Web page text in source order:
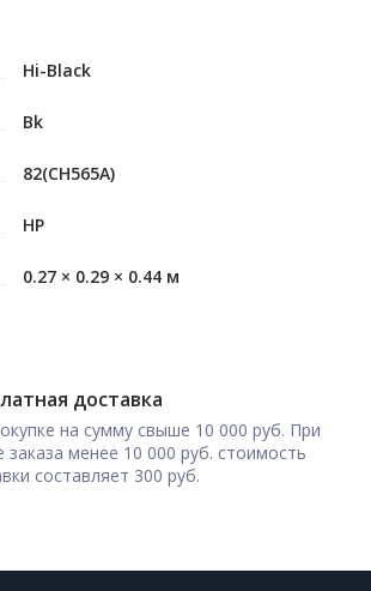
Hi-Black
Bk
82(CH565A)
HP
0.27 × 0.29 × 0.44 м
доставка
на сумму свыше 10 000 руб. При
заказа менее 10 000 руб. стоимость
составляет 300 руб.